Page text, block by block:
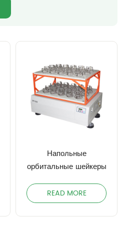
Напольные
орбитальные шейкеры
READ MORE